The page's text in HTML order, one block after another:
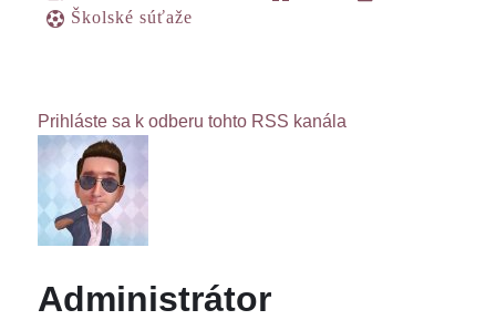
Školské súťaže
Prihláste sa k odberu tohto RSS kanála
Administrátor